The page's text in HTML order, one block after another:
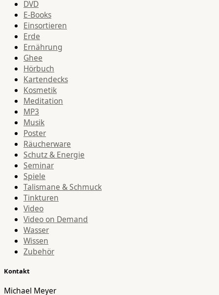
DVD
E-Books
Einsortieren
Erde
Ernährung
Ghee
Hörbuch
Kartendecks
Kosmetik
Meditation
MP3
Musik
Poster
Räucherware
Schutz & Energie
Seminar
Spiele
Talismane & Schmuck
Tinkturen
Video
Video on Demand
Wasser
Wissen
Zubehör
Kontakt
Michael Meyer